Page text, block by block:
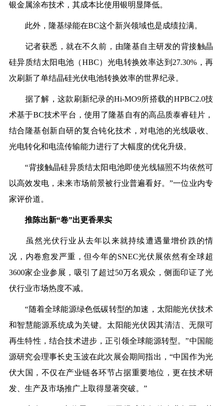
银金属涂布技术，其成本比使用银明显降低。
此外，隆基绿能在BC这个新兴领域也是成绩拉满。
记者获悉，就在不久前，由隆基自主研发的背接触晶
硅异质结太阳电池（HBC）光电转换效率达到27.30%，再
次刷新了单结晶硅光伏电池转换效率的世界纪录。
据了解，这款刷新纪录的Hi-MO9所搭载的HPBC2.0技
术基于BC技术平台，使用了隆基自有的高品质泰睿硅片，
结合隆基创新自研的复合钝化技术，对电池的光线吸收、
光电转化和电流传输能力进行了大幅度的优化升级。
“背接触晶硅异质结太阳电池即使光线辐照不均依然可
以高效发电，未来市场前景被行业普遍看好。”一位业内专
家评价道。
推陈出新“卷”出更香果实
虽然光伏行业从去年以来就持续遭遇量增价跌的情
况，内卷愈发严重，但今年的SNEC光伏展依然有全球超
3600家企业参展，吸引了超过50万名观众，侧面印证了光
伏行业市场热度不减。
“随着全球能源绿色低碳转型的加速，太阳能光伏技术
和智慧能源系统成为关键。太阳能光伏因其清洁、无限可
再生特性，结合技术进步，正引领全球能源转型。”中国能
源研究会理事长史玉波在此次展会期间指出，“中国作为光
伏大国，不仅在产业链各环节占据重要地位，更在技术研
发、生产及市场推广上取得显著突破。”